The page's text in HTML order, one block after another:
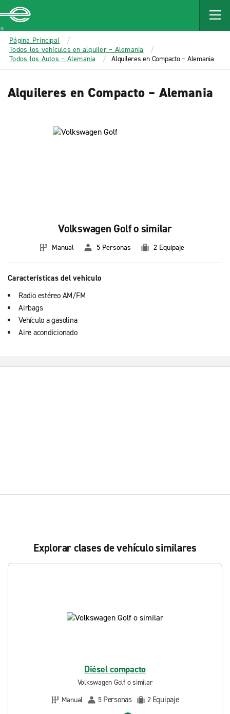
MAIN
CONTENT
Enterprise
Página Principal
Todos los vehículos en alquiler – Alemania
Todos los Autos – Alemania
Alquileres en Compacto – Alemania
Alquileres en Compacto – Alemania
Volkswagen Golf o similar
Manual 5 Personas 2 Equipaje
Características del vehículo
Radio estéreo AM/FM
Airbags
Vehículo a gasolina
Aire acondicionado
Explorar clases de vehículo similares
Diésel compacto
Volkswagen Golf o similar
Manual
5 Personas 2 Equipaje